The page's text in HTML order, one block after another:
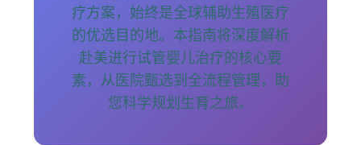
疗方案，始终是全球辅助生殖医疗
的优选目的地。本指南将深度解析
赴美进行试管婴儿治疗的核心要
素，从医院甄选到全流程管理，助
您科学规划生育之旅。